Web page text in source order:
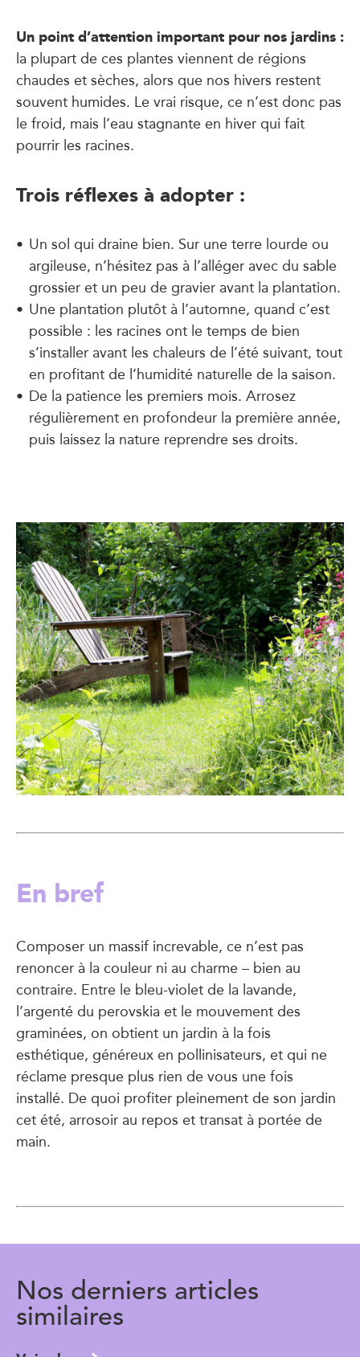
Un point d’attention important pour nos jardins :
la plupart de ces plantes viennent de régions
chaudes et sèches, alors que nos hivers restent
souvent humides. Le vrai risque, ce n’est donc pas
le froid, mais l’eau stagnante en hiver qui fait
pourrir les racines.
Trois réflexes à adopter :
Un sol qui draine bien. Sur une terre lourde ou
argileuse, n’hésitez pas à l’alléger avec du sable
grossier et un peu de gravier avant la plantation.
Une plantation plutôt à l’automne, quand c’est
possible : les racines ont le temps de bien
s’installer avant les chaleurs de l’été suivant, tout
en profitant de l’humidité naturelle de la saison.
De la patience les premiers mois. Arrosez
régulièrement en profondeur la première année,
puis laissez la nature reprendre ses droits.
En bref
Composer un massif increvable, ce n’est pas
renoncer à la couleur ni au charme – bien au
contraire. Entre le bleu-violet de la lavande,
l’argenté du perovskia et le mouvement des
graminées, on obtient un jardin à la fois
esthétique, généreux en pollinisateurs, et qui ne
réclame presque plus rien de vous une fois
installé. De quoi profiter pleinement de son jardin
cet été, arrosoir au repos et transat à portée de
main.
Nos derniers articles
similaires